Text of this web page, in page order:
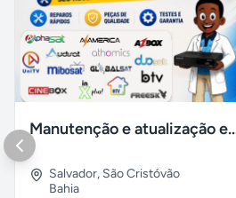
Manutenção e
Salvador, São Cristóvão
Bahia